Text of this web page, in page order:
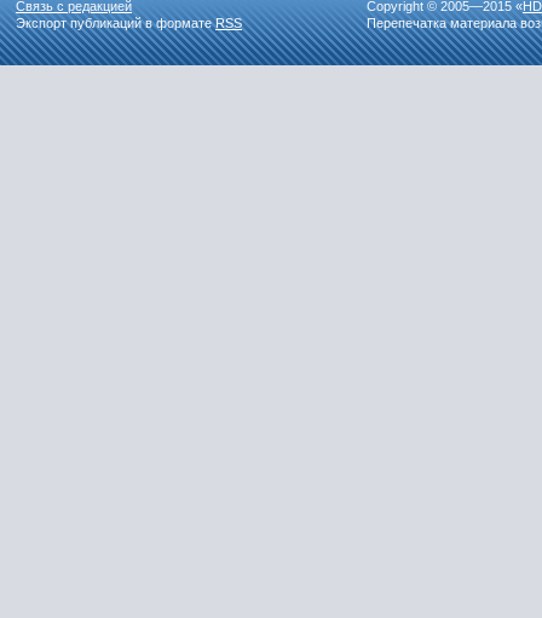
Связь с редакцией
Экспорт публикаций в форматеRSS
Copyright © 2005—2015 «
Перепечатка материала